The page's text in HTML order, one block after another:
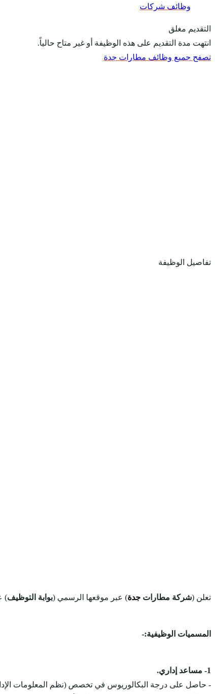
وظائف شركات
التقديم مغلق
انتهت مدة التقديم على هذه الوظيفة أو غير متاح حالياً.
تصفح جميع وظائف مطارات جدة
تفاصيل الوظيفة
تعلن (شركة مطارات جدة) عبر موقعها الرسمي (بوابة التوظيف)
المسميات الوظيفية:-
1- مساعد إداري.
- حاصل على درجة البكالوريوس في تخصص (نظم المعلومات